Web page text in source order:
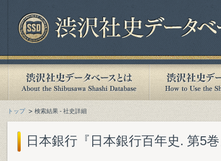
トップ 検索結果 - 社史詳細
日本銀行『日本銀行百年史. 第5